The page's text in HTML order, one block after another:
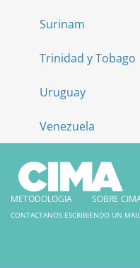
Surinam
Trinidad y Tobago
Uruguay
Venezuela
METODOLOGIA SOBRE
CONTACTANOS ESCRIBIENDO UN